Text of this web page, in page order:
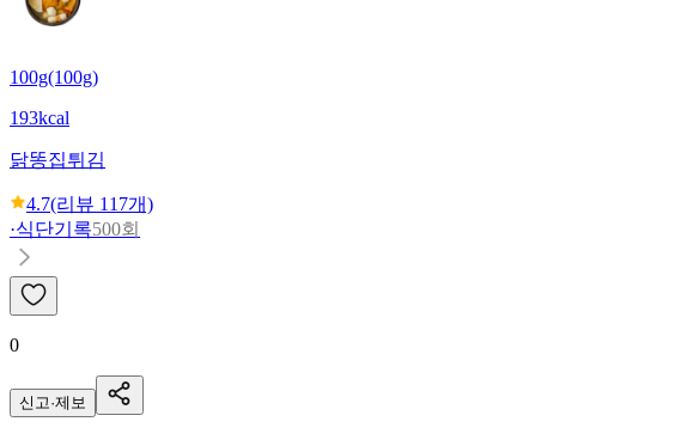
100g(100g)
193kcal
닭똥집튀김
4.7(리뷰 117개)
·식단기록500회
0
신고·제보